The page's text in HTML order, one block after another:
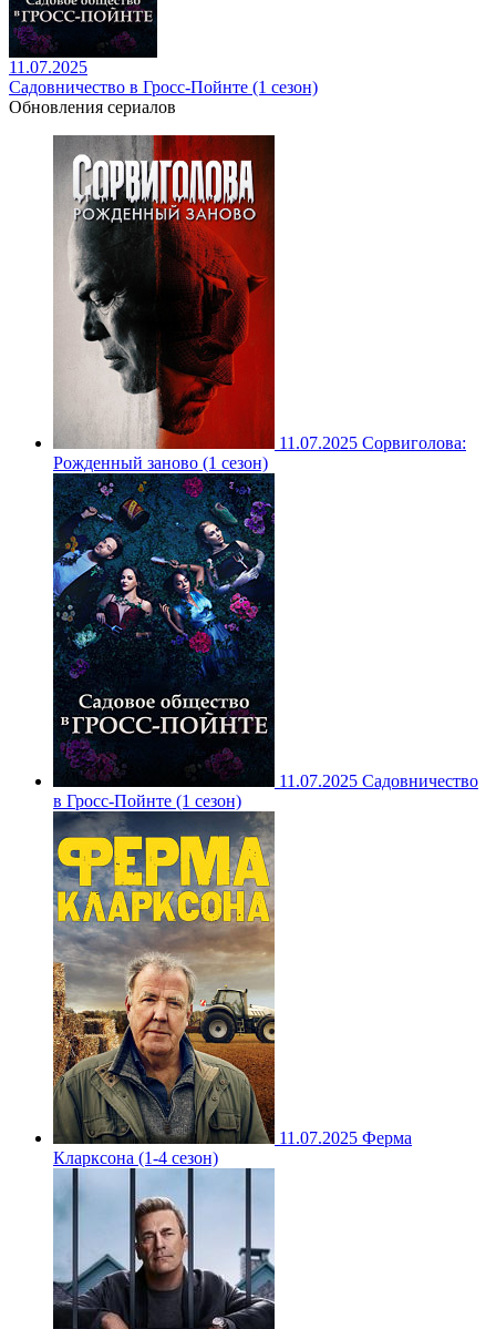
11.07.2025
Садовничество в Гросс-Пойнте (1 сезон)
Обновления сериалов
11.07.2025 Сорвиголова:
Рожденный заново (1 сезон)
11.07.2025 Садовничество
в Гросс-Пойнте (1 сезон)
11.07.2025 Ферма
Кларксона (1-4 сезон)